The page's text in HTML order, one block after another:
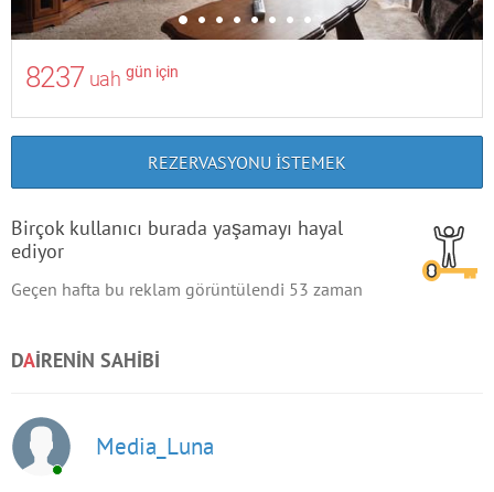
8237 uah gün için
REZERVASYONU ISTEMEK
Birçok kullanıcı burada yaşamayı hayal
ediyor
Geçen hafta bu reklam görüntülendi 53 zaman
DAIRENIN SAHIBI
Media_Luna